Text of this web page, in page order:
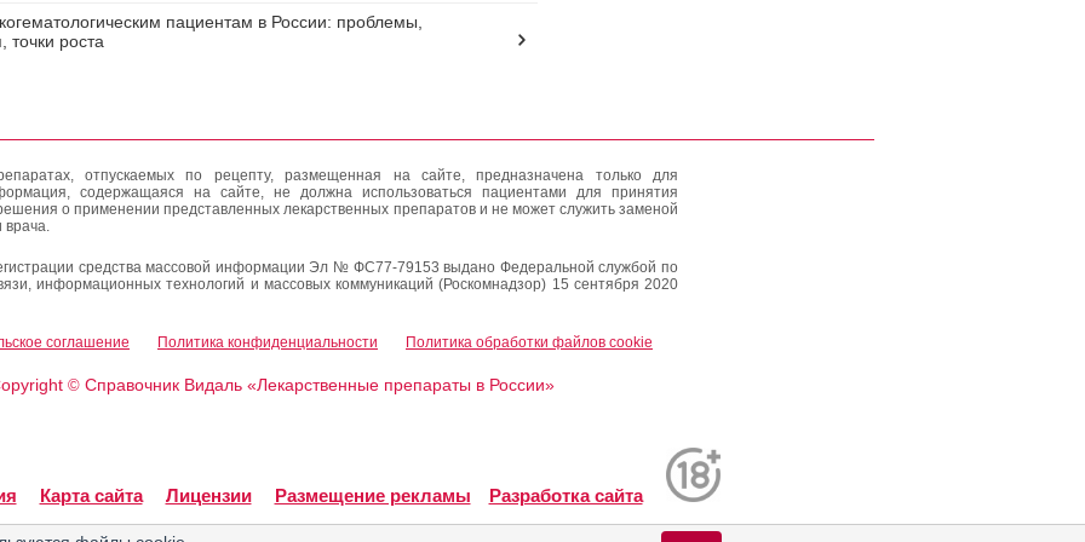
пациентам в России: проблемы,
точки роста
отпускаемых по рецепту, размещенная на сайте, предназначена только для
содержащаяся на сайте, не должна использоваться пациентами для принятия
о применении представленных лекарственных препаратов и не может служить заменой
врача.
средства массовой информации Эл № ФС77-79153 выдано Федеральной службой по
информационных технологий и массовых коммуникаций (Роскомнадзор) 15 сентября 2020
соглашение Политика конфиденциальности Политика обработки файлов cookie
©Справочник Видаль «Лекарственные препараты в России»
Карта сайта Лицензии Размещение рекламы Разработка сайта